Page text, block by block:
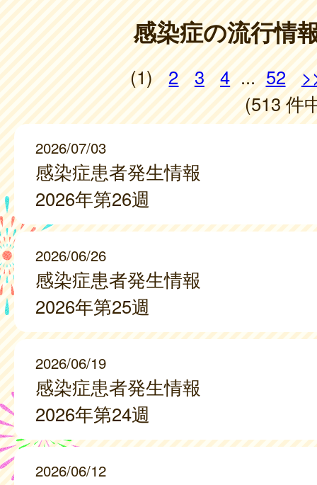
感染症の流行情
(1) 2 3 4 ... 52
(513 件
2026/07/03
感染症患者発生情報
2026年第26週
2026/06/26
感染症患者発生情報
2026年第25週
2026/06/19
感染症患者発生情報
2026年第24週
2026/06/12